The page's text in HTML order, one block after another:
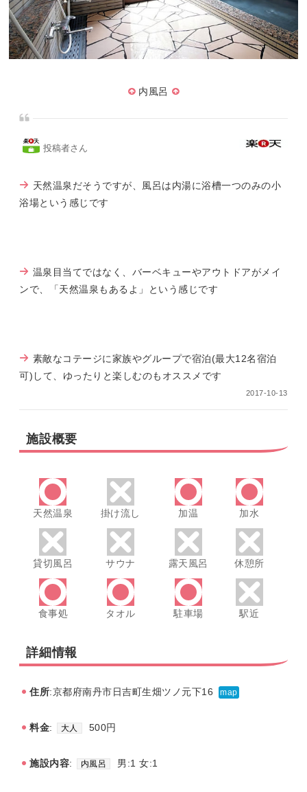
内風呂
投稿者さん
天然温泉だそうですが、風呂は内湯に浴槽一つのみの小
浴場という感じです
温泉目当てではなく、バーベキューやアウトドアがメイ
ンで、「天然温泉もあるよ」という感じです
素敵なコテージに家族やグループで宿泊(最大12名宿泊
可)して、ゆったりと楽しむのもオススメです
2017-10-13
施設概要
天然温泉 掛け流し 加温 加水
貸切風呂 サウナ 露天風呂 休憩所
食事処 タオル 駐車場 駅近
詳細情報
住所:京都府南丹市日吉町生畑ツノ元下16 map
料金: 大人 500円
施設内容: 内風呂 男:1 女:1